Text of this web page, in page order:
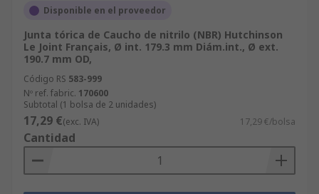
Disponible en el proveedor
Junta tórica de Caucho de nitrilo (NBR) Hutchinson
Le Joint Français, Ø int. 179.3 mm Diám.int., Ø ext.
190.7 mm OD,
Código RS 583-999
Nº ref. fabric. 170600
Subtotal (1 bolsa de 2 unidades)
17,29 €(exc. IVA) 17,29 €/bolsa
Cantidad